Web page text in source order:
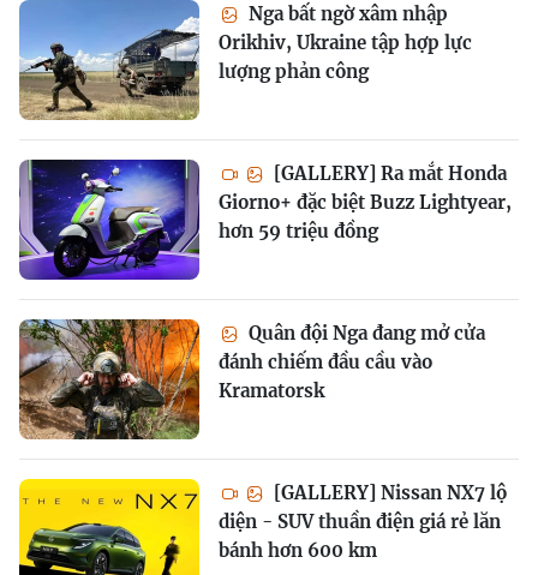
Nga bất ngờ xâm nhập
Orikhiv, Ukraine tập hợp lực
lượng phản công
[GALLERY] Ra mắt Honda
Giorno+ đặc biệt Buzz Lightyear,
hơn 59 triệu đồng
Quân đội Nga đang mở cửa
đánh chiếm đầu cầu vào
Kramatorsk
[GALLERY] Nissan NX7 lộ
diện - SUV thuần điện giá rẻ lăn
bánh hơn 600 km